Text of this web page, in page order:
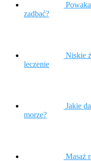
zadbać?
Niskie
leczenie
Jakie
morze?
Masaż